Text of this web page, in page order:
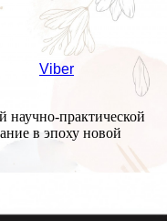
Viber
научно-практической
в эпоху новой